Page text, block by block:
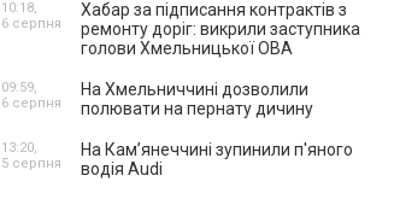
Хабар за підписання контрактів з
ремонту доріг: викрили заступника
голови Хмельницької ОВА
10:18,
6 серпня
На Хмельниччині дозволили
полювати на пернату дичину
09:59,
6 серпня
На Камʼянеччині зупинили п'яного
водія Audi
13:20,
5 серпня